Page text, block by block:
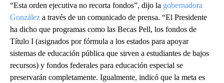
“Esta orden ejecutiva no recorta fondos”, dijo la gobernadora
González a través de un comunicado de prensa. “El Presidente
ha dicho que programas como las Becas Pell, los fondos de
Título I (asignados por fórmula a los estados para apoyar
sistemas de educación pública que sirven a estudiantes de bajos
recursos) y fondos federales para educación especial se
preservarán completamente. Igualmente, indicó que la meta es